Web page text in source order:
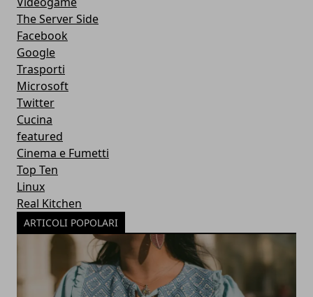
The Server Side
Facebook
Google
Trasporti
Microsoft
Twitter
Cucina
featured
Cinema e Fumetti
Top Ten
Linux
Real Kitchen
ARTICOLI POPOLARI